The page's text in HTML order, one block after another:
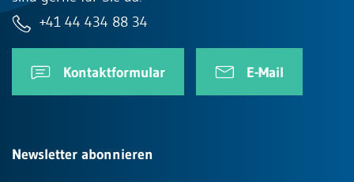
+41 44 434 88 34
Kontaktformular E-Mail
Newsletter abonnieren